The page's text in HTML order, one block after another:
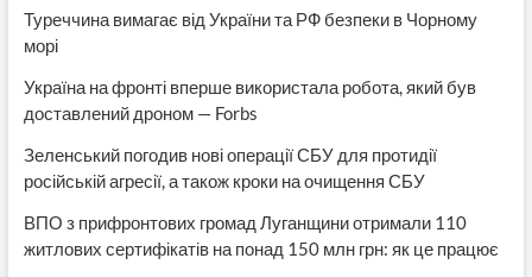
Туреччина вимагає від України та РФ безпеки в Чорному
морі
Україна на фронті вперше використала робота, який був
доставлений дроном — Forbs
Зеленський погодив нові операції СБУ для протидії
російській агресії, а також кроки на очищення СБУ
ВПО з прифронтових громад Луганщини отримали 110
житлових сертифікатів на понад 150 млн грн: як це працює